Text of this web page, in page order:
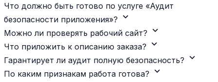
Что должно быть готово по услуге «Аудит
безопасности приложения»? expand_more
Можно ли проверять рабочий сайт? expand_more
Что приложить к описанию заказа? expand_more
Гарантирует ли аудит полную безопасность? expand_more
По каким признакам работа готова? expand_more